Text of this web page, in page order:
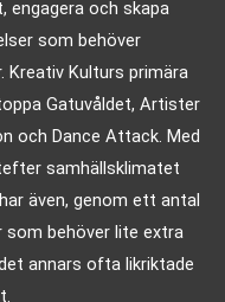
engagera och skapa
som behöver
Kreativ Kulturs primära
Gatuvåldet, Artister
och Dance Attack. Med
samhällsklimatet
även, genom ett antal
behöver lite extra
annars ofta likriktade